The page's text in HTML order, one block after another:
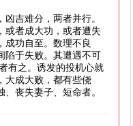
凶吉难分，两者并行。
或者成大功，或者遭失
成功自至。数理不良
陷于失败。其遭遇不可
有之。诱发的投机心就
大成大败，都有些侥
、丧失妻子、短命者。